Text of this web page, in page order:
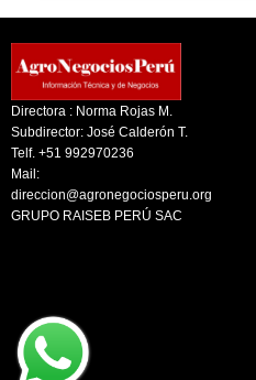
Directora : Norma Rojas M.
Subdirector: José Calderón T.
Telf. +51 992970236
Mail:
direccion@agronegociosperu.org
GRUPO RAISEB PERÚ SAC